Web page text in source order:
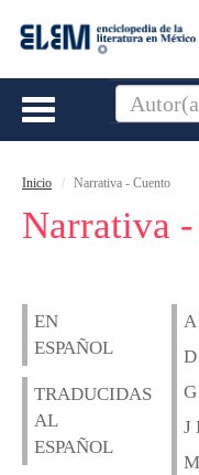
Toggle
Inicio Narrativa - Cuento
Narrativa
EN
ESPAÑOL
TRADUCIDAS
AL
ESPAÑOL
A
J